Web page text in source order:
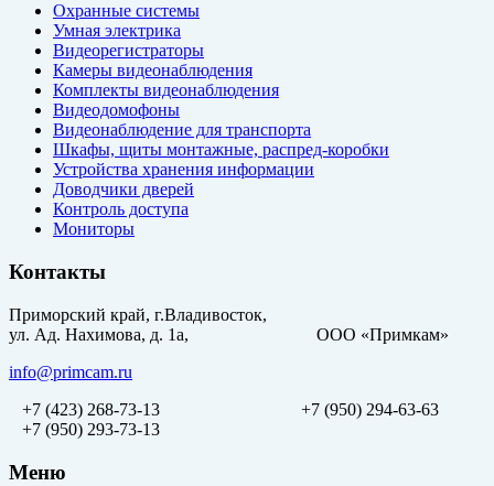
Охранные системы
Умная электрика
Видеорегистраторы
Камеры видеонаблюдения
Комплекты видеонаблюдения
Видеодомофоны
Видеонаблюдение для транспорта
Шкафы, щиты монтажные, распред-коробки
Устройства хранения информации
Доводчики дверей
Контроль доступа
Мониторы
Контакты
Приморский край, г.Владивосток,
ул. Ад. Нахимова, д. 1а, ООО «Примкам»
info@primcam.ru
+7 (423) 268-73-13
+7 (950) 294-63-63
+7 (950) 293-73-13
Меню